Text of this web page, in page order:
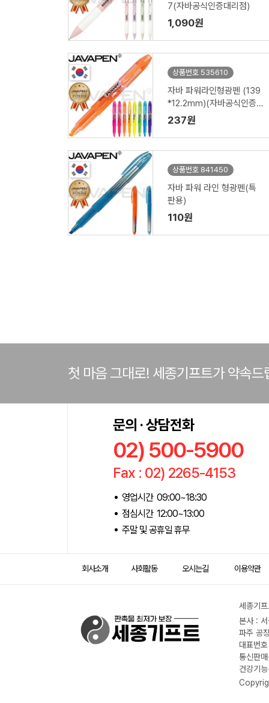
7(자바공식인증대리점)
1,090원
상품번호 535610
자바 파워라인형광펜 (139
*12.2mm)(자바공식인증
대리점)
237원
상품번호 841450
자바 파워 라인 형광펜(특
판용)
110원
첫 마음 그대로! 세종기프트가 약속드
문의 · 상담전화
02) 500-5900
Fax : 02) 2265-4153
영업시간 09:00~18:30
점심시간 12:00~13:00
주말 및 공휴일 휴무
회사소개 사회활동 오시는길 이용약관
세종기
본사 :
파주 공
대표번
통신판
건강기